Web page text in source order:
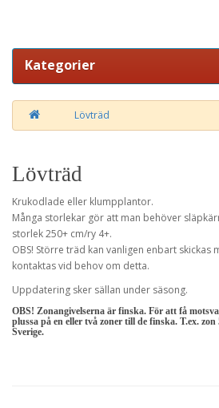
Kategorier
Lövträd
Lövträd
Krukodlade eller klumpplantor.
Många storlekar gör att man behöver
storlek 250+ cm/ry 4+.
OBS! Större träd kan vanligen enbart skickas
kontaktas vid behov om detta.
Uppdatering sker sällan under säsong.
OBS! Zonangivelserna är finska. För att få
plussa på en eller två zoner till de finska. T.ex.
Sverige.